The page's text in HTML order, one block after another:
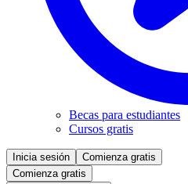
Becas para estudiantes
Cursos gratis
Inicia sesión
Comienza gratis
Comienza gratis